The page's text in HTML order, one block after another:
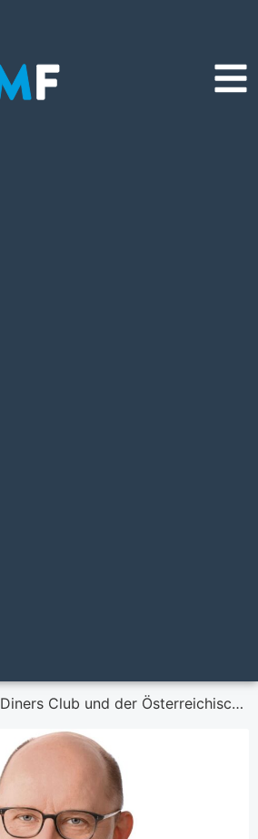
Diners Club und der Österreichische Golf-Verband vertiefen Partnerschaft im bargeldlosen Zahlungsverkehr